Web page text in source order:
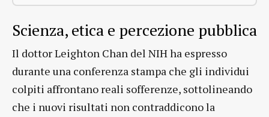
Scienza, etica e percezione pubblica
Il dottor Leighton Chan del NIH ha espresso
durante una conferenza stampa che gli individui
colpiti affrontano reali sofferenze, sottolineando
che i nuovi risultati non contraddicono la